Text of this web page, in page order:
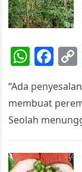
W
at
s
p
F
c
e
o
“Ada
membuat
Seolah
pun…